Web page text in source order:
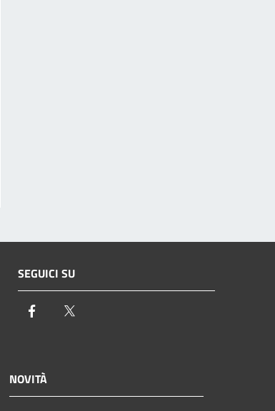
SEGUICI SU
Facebook
NOVITÀ